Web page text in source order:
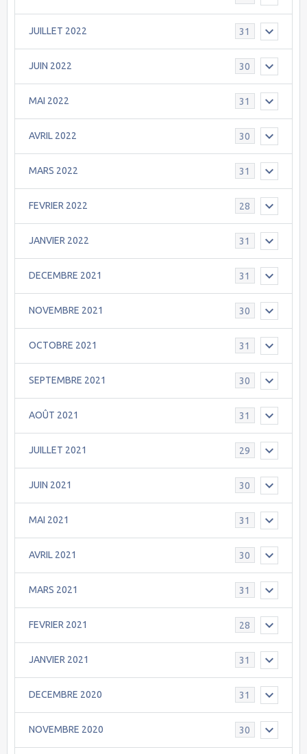
JUILLET 2022 31
JUIN 2022 30
MAI 2022 31
AVRIL 2022 30
MARS 2022 31
FEVRIER 2022 28
JANVIER 2022 31
DECEMBRE 2021 31
NOVEMBRE 2021 30
OCTOBRE 2021 31
SEPTEMBRE 2021 30
AOÛT 2021 31
JUILLET 2021 29
JUIN 2021 30
MAI 2021 31
AVRIL 2021 30
MARS 2021 31
FEVRIER 2021 28
JANVIER 2021 31
DECEMBRE 2020 31
NOVEMBRE 2020 30